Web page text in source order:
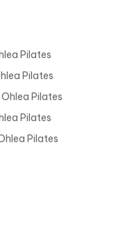
Pilates
Pilates
Pilates
Pilates
Pilates